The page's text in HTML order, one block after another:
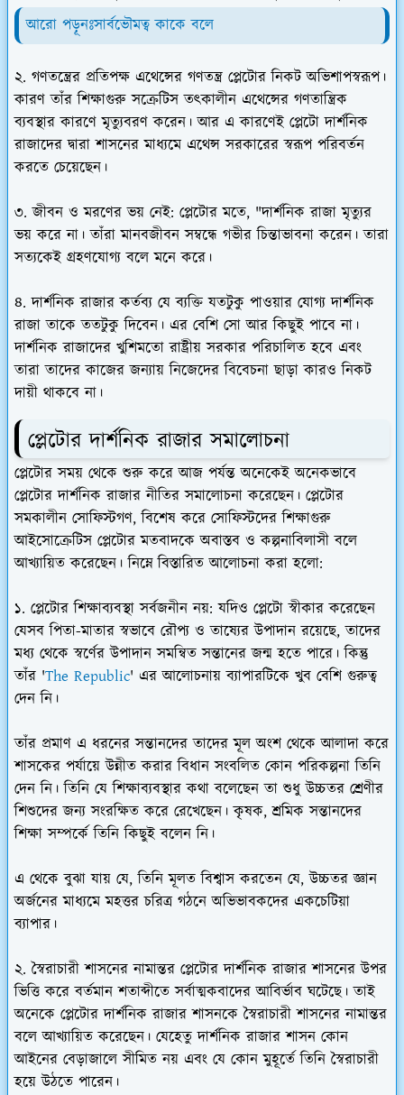
আরো পড়ূনঃসার্বভৌমত্ব কাকে বলে
২. গণতন্ত্রের প্রতিপক্ষ এথেন্সের গণতন্ত্র প্লেটোর নিকট অভিশাপস্বরূপ।
কারণ তাঁর শিক্ষাগুরু সক্রেটিস তৎকালীন এথেন্সের গণতান্ত্রিক
ব্যবস্থার কারণে মৃত্যুবরণ করেন। আর এ কারণেই প্লেটো দার্শনিক
রাজাদের দ্বারা শাসনের মাধ্যমে এথেন্স সরকারের স্বরূপ পরিবর্তন
করতে চেয়েছেন।
৩. জীবন ও মরণের ভয় নেই: প্লেটোর মতে, "দার্শনিক রাজা মৃত্যুর
ভয় করে না। তাঁরা মানবজীবন সম্বন্ধে গভীর চিন্তাভাবনা করেন। তারা
সত্যকেই গ্রহণযোগ্য বলে মনে করে।
৪. দার্শনিক রাজার কর্তব্য যে ব্যক্তি যতটুকু পাওয়ার যোগ্য দার্শনিক
রাজা তাকে ততটুকু দিবেন। এর বেশি সো আর কিছুই পাবে না।
দার্শনিক রাজাদের খুশিমতো রাষ্ট্রীয় সরকার পরিচালিত হবে এবং
তারা তাদের কাজের জন্যায় নিজেদের বিবেচনা ছাড়া কারও নিকট
দায়ী থাকবে না।
প্লেটোর দার্শনিক রাজার সমালোচনা
প্লেটোর সময় থেকে শুরু করে আজ পর্যন্ত অনেকেই অনেকভাবে
প্লেটোর দার্শনিক রাজার নীতির সমালোচনা করেছেন। প্লেটোর
সমকালীন সোফিস্টগণ, বিশেষ করে সোফিস্টদের শিক্ষাগুরু
আইসোক্রেটিস প্লেটোর মতবাদকে অবাস্তব ও কল্পনাবিলাসী বলে
আখ্যায়িত করেছেন। নিম্নে বিস্তারিত আলোচনা করা হলো:
১. প্লেটোর শিক্ষাব্যবস্থা সর্বজনীন নয়: যদিও প্লেটো স্বীকার করেছেন
যেসব পিতা-মাতার স্বভাবে রৌপ্য ও তাষ্যের উপাদান রয়েছে, তাদের
মধ্য থেকে স্বর্ণের উপাদান সমন্বিত সন্তানের জন্ম হতে পারে। কিন্তু
তাঁর 'The Republic' এর আলোচনায় ব্যাপারটিকে খুব বেশি গুরুত্ব
দেন নি।
তাঁর প্রমাণ এ ধরনের সন্তানদের তাদের মূল অংশ থেকে আলাদা করে
শাসকের পর্যায়ে উন্নীত করার বিধান সংবলিত কোন পরিকল্পনা তিনি
দেন নি। তিনি যে শিক্ষাব্যবস্থার কথা বলেছেন তা শুধু উচ্চতর শ্রেণীর
শিশুদের জন্য সংরক্ষিত করে রেখেছেন। কৃষক, শ্রমিক সন্তানদের
শিক্ষা সম্পর্কে তিনি কিছুই বলেন নি।
এ থেকে বুঝা যায় যে, তিনি মূলত বিশ্বাস করতেন যে, উচ্চতর জ্ঞান
অর্জনের মাধ্যমে মহত্তর চরিত্র গঠনে অভিভাবকদের একচেটিয়া
ব্যাপার।
২. স্বৈরাচারী শাসনের নামান্তর প্লেটোর দার্শনিক রাজার শাসনের উপর
ভিত্তি করে বর্তমান শতাব্দীতে সর্বাত্মকবাদের আবির্ভাব ঘটেছে। তাই
অনেকে প্লেটোর দার্শনিক রাজার শাসনকে স্বৈরাচারী শাসনের নামান্তর
বলে আখ্যায়িত করেছেন। যেহেতু দার্শনিক রাজার শাসন কোন
আইনের বেড়াজালে সীমিত নয় এবং যে কোন মুহূর্তে তিনি স্বৈরাচারী
হয়ে উঠতে পারেন।